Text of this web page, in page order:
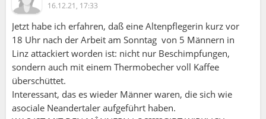
16.12.21, 17:33
Jetzt habe ich erfahren, daß eine Altenpflegerin kurz vor
18 Uhr nach der Arbeit am Sonntag von 5 Männern in
Linz attackiert worden ist: nicht nur Beschimpfungen,
sondern auch mit einem Thermobecher voll Kaffee
überschüttet.
Interessant, das es wieder Männer waren, die sich wie
asociale Neandertaler aufgeführt haben.